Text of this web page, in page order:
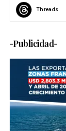
Threads
-Publicidad-